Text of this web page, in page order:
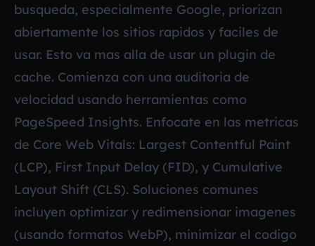
busqueda, especialmente Google, priorizan
abiertamente los sitios rapidos y faciles de
usar. Esto va mas alla de usar un plugin de
cache. Comienza con una auditoria de
velocidad usando herramientas como
PageSpeed Insights. Enfocate en las metricas
de Core Web Vitals: Largest Contentful Paint
(LCP), First Input Delay (FID), y Cumulative
Layout Shift (CLS). Soluciones comunes
incluyen optimizar y redimensionar imagenes
(usando formatos WebP), minimizar el codigo